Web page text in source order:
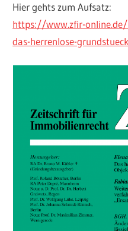
Hier gehts zum Aufsatz:
https://www.zfir-
das-herrenlose-